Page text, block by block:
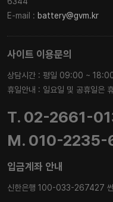
E-mail : battery@gvm.kr
사이트 이용문의
상담시간 : 평일 09:00 ~
휴일안내 : 일요일 및 공휴일은
T. 02-2661-
M. 010-2235-
입금계좌 안내
신한은행 100-033-267427